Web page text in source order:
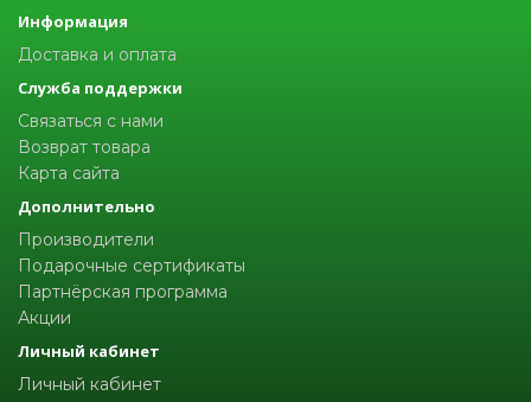
Информация
Доставка и оплата
Служба поддержки
Связаться с нами
Возврат товара
Карта сайта
Дополнительно
Производители
Подарочные сертификаты
Партнёрская программа
Акции
Личный кабинет
Личный кабинет